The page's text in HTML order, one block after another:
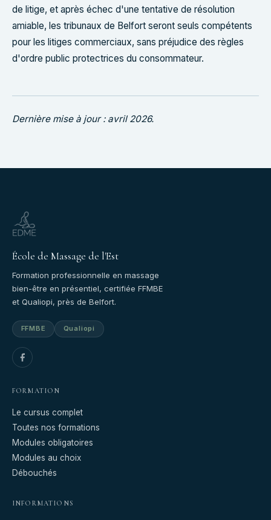
de litige, et après échec d'une tentative de résolution
amiable, les tribunaux de Belfort seront seuls compétents
pour les litiges commerciaux, sans préjudice des règles
d'ordre public protectrices du consommateur.
Dernière mise à jour : avril 2026.
École de Massage de l'Est
Formation professionnelle en massage
bien-être en présentiel, certifiée FFMBE
et Qualiopi, près de Belfort.
FFMBE Qualiopi
FORMATION
Le cursus complet
Toutes nos formations
Modules obligatoires
Modules au choix
Débouchés
INFORMATIONS